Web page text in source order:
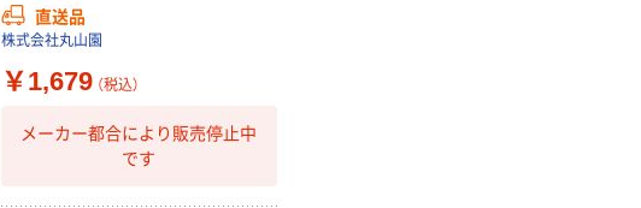
直送品
株式会社丸山園
￥1,679 （税込）
メーカー都合により販売停止中
です